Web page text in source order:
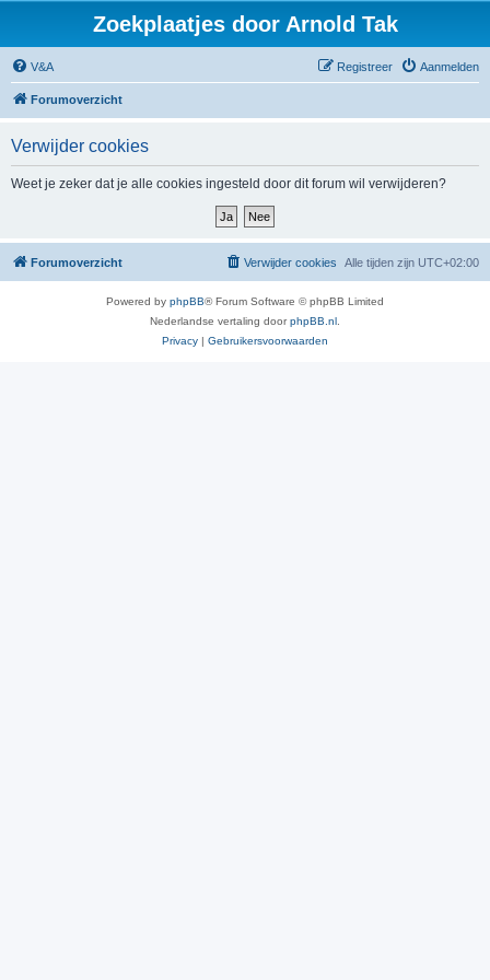
Zoekplaatjes door Arnold Tak
V&A Aanmelden
Registreer
Forumoverzicht
Verwijder cookies
Weet je zeker dat je alle cookies ingesteld door dit forum wil verwijderen?
Forumoverzicht Alle tijden zijn UTC+02:00
Verwijder cookies
Powered by phpBB® Forum Software © phpBB Limited
Nederlandse vertaling doorphpBB.nl
Privacy | Gebruikersvoorwaarden